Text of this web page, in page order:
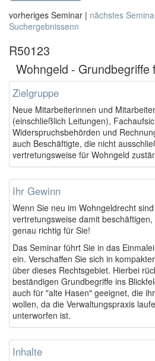
vorheriges Seminar | nächstes
Suchergebnissenn
R50123
Wohngeld - Grundbegriffe
Zielgruppe
Neue Mitarbeiterinnen und
(einschließlich Leitungen),
Widerspruchsbehörden und
auch Beschäftigte, die nicht
vertretungsweise für Wohngeld
Ihr Gewinn
Wenn Sie neu im Wohngeldrecht
vertretungsweise damit
genau richtig für Sie!
Das Seminar führt Sie in das
ein. Verschaffen Sie sich in
über dieses Rechtsgebiet. Hierbei
beständigen Grundbegriffe ins
auch für "alte Hasen" geeignet, die
wollen, da die Verwaltungspraxis
unterworfen ist.
Inhalte